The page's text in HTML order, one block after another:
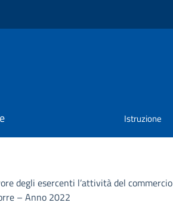
Istruzione
degli esercenti l’attività del
– Anno 2022